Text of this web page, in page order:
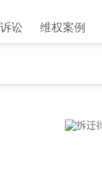
讼 维权案例